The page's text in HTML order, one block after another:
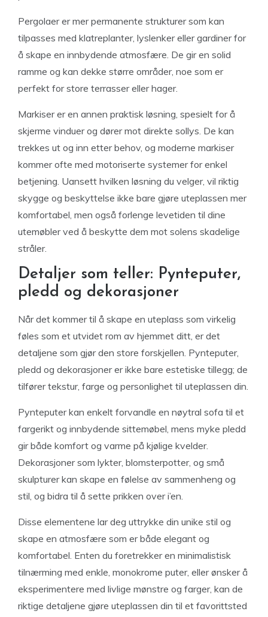
Pergolaer er mer permanente strukturer som kan
tilpasses med klatreplanter, lyslenker eller gardiner for
å skape en innbydende atmosfære. De gir en solid
ramme og kan dekke større områder, noe som er
perfekt for store terrasser eller hager.
Markiser er en annen praktisk løsning, spesielt for å
skjerme vinduer og dører mot direkte sollys. De kan
trekkes ut og inn etter behov, og moderne markiser
kommer ofte med motoriserte systemer for enkel
betjening. Uansett hvilken løsning du velger, vil riktig
skygge og beskyttelse ikke bare gjøre uteplassen mer
komfortabel, men også forlenge levetiden til dine
utemøbler ved å beskytte dem mot solens skadelige
stråler.
Detaljer som teller: Pynteputer,
pledd og dekorasjoner
Når det kommer til å skape en uteplass som virkelig
føles som et utvidet rom av hjemmet ditt, er det
detaljene som gjør den store forskjellen. Pynteputer,
pledd og dekorasjoner er ikke bare estetiske tillegg; de
tilfører tekstur, farge og personlighet til uteplassen din.
Pynteputer kan enkelt forvandle en nøytral sofa til et
fargerikt og innbydende sittemøbel, mens myke pledd
gir både komfort og varme på kjølige kvelder.
Dekorasjoner som lykter, blomsterpotter, og små
skulpturer kan skape en følelse av sammenheng og
stil, og bidra til å sette prikken over i’en.
Disse elementene lar deg uttrykke din unike stil og
skape en atmosfære som er både elegant og
komfortabel. Enten du foretrekker en minimalistisk
tilnærming med enkle, monokrome puter, eller ønsker å
eksperimentere med livlige mønstre og farger, kan de
riktige detaljene gjøre uteplassen din til et favorittsted